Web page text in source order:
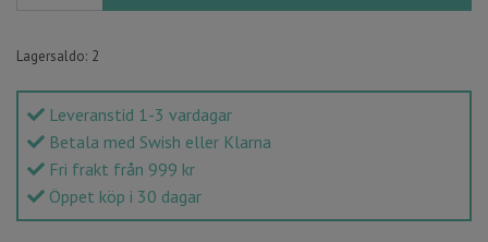
Lagersaldo: 2
Leveranstid 1-3 vardagar
Betala med Swish eller Klarna
Fri frakt från 999 kr
Öppet köp i 30 dagar